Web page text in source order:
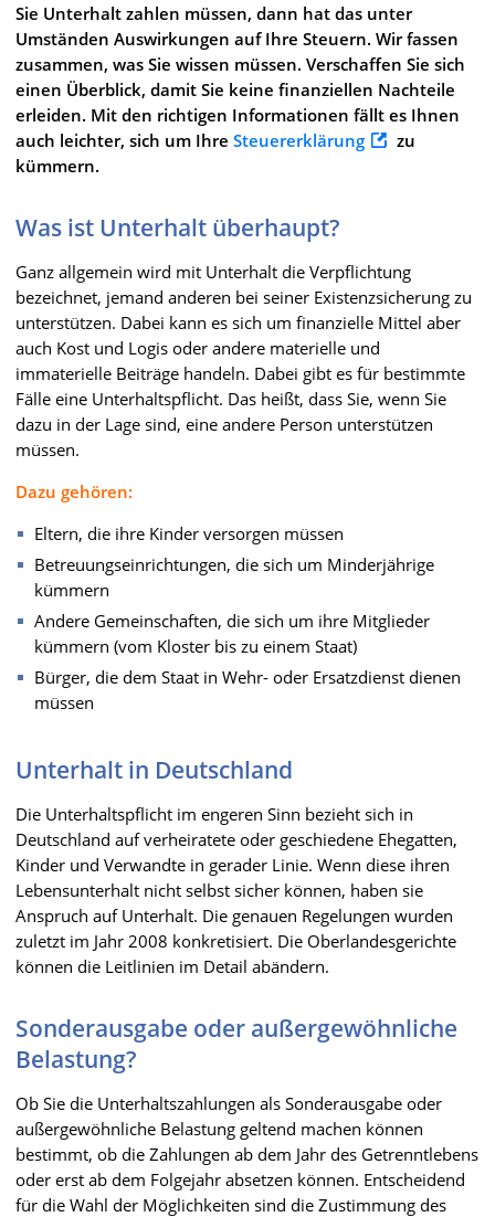
Sie Unterhalt zahlen müssen, dann hat das unter
Umständen Auswirkungen auf Ihre Steuern. Wir fassen
zusammen, was Sie wissen müssen. Verschaffen Sie sich
einen Überblick, damit Sie keine finanziellen Nachteile
erleiden. Mit den richtigen Informationen fällt es Ihnen
auch leichter, sich um Ihre Steuererklärung
zu
kümmern.
Was ist Unterhalt überhaupt?
Ganz allgemein wird mit Unterhalt die Verpflichtung
bezeichnet, jemand anderen bei seiner Existenzsicherung zu
unterstützen. Dabei kann es sich um finanzielle Mittel aber
auch Kost und Logis oder andere materielle und
immaterielle Beiträge handeln. Dabei gibt es für bestimmte
Fälle eine Unterhaltspflicht. Das heißt, dass Sie, wenn Sie
dazu in der Lage sind, eine andere Person unterstützen
müssen.
Dazu gehören:
Eltern, die ihre Kinder versorgen müssen
Betreuungseinrichtungen, die sich um Minderjährige
kümmern
Andere Gemeinschaften, die sich um ihre Mitglieder
kümmern (vom Kloster bis zu einem Staat)
Bürger, die dem Staat in Wehr- oder Ersatzdienst dienen
müssen
Unterhalt in Deutschland
Die Unterhaltspflicht im engeren Sinn bezieht sich in
Deutschland auf verheiratete oder geschiedene Ehegatten,
Kinder und Verwandte in gerader Linie. Wenn diese ihren
Lebensunterhalt nicht selbst sicher können, haben sie
Anspruch auf Unterhalt. Die genauen Regelungen wurden
zuletzt im Jahr 2008 konkretisiert. Die Oberlandesgerichte
können die Leitlinien im Detail abändern.
Sonderausgabe oder außergewöhnliche
Belastung?
Ob Sie die Unterhaltszahlungen als Sonderausgabe oder
außergewöhnliche Belastung geltend machen können
bestimmt, ob die Zahlungen ab dem Jahr des Getrenntlebens
oder erst ab dem Folgejahr absetzen können. Entscheidend
für die Wahl der Möglichkeiten sind die Zustimmung des